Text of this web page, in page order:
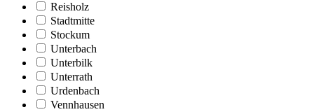
Reisholz
Stadtmitte
Stockum
Unterbach
Unterbilk
Unterrath
Urdenbach
Vennhausen